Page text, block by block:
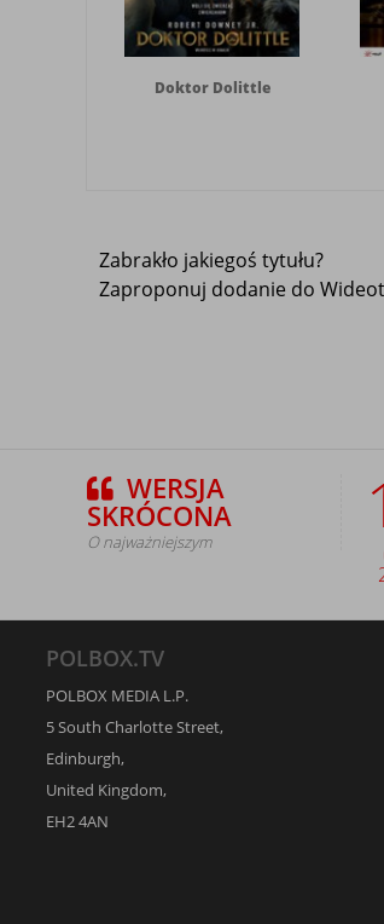
Doktor Dolittle
Zabrakło jakiegoś tytułu?
Zaproponuj dodanie do
WERSJA
SKRÓCONA
O najważniejszym
POLBOX.TV
POLBOX MEDIA L.P.
5 South Charlotte Street,
Edinburgh,
United Kingdom,
EH2 4AN